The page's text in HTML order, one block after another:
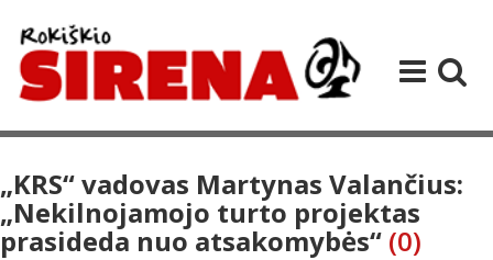
„KRS“ vadovas Martynas Valančius:
„Nekilnojamojo turto projektas
prasideda nuo atsakomybės“ (0)